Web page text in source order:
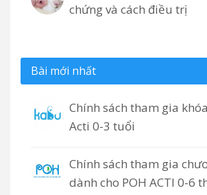
chứng và cách điều trị
Bài mới nhất
Chính sách tham gia
Acti 0-3 tuổi
Chính sách tham gia
dành cho POH ACTI 0-6